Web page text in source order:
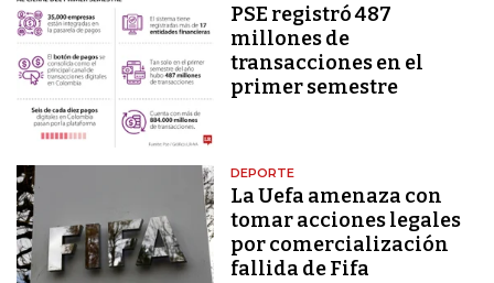
PSE registró 487
millones de
transacciones en el
primer semestre
DEPORTE
La Uefa amenaza con
tomar acciones legales
por comercialización
fallida de Fifa